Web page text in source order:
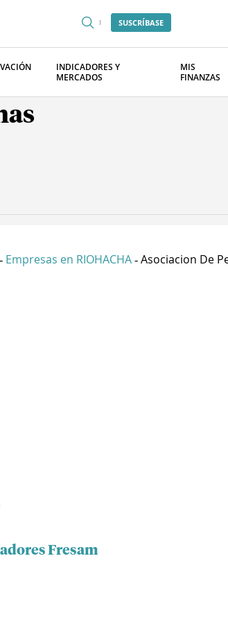
SUSCRÍBASE
INDICADORES Y
MERCADOS
MIS
FINANZAS
- Empresas en RIOHACHA - Asociacion De
Fresam